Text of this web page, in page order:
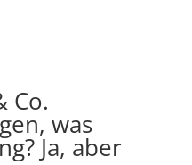
Co.
was
Ja, aber